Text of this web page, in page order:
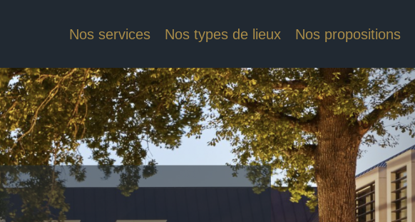
Nos services Nos types de lieux Nos propositions